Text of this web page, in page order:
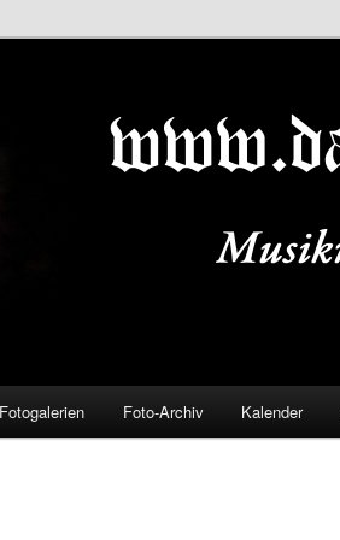
Fotogalerien Foto-Archiv Kalender